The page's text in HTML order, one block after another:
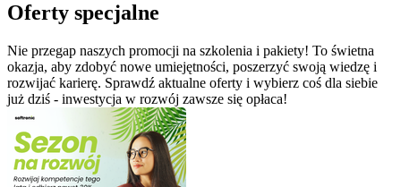
Oferty specjalne
Nie przegap naszych promocji na szkolenia i pakiety! To świetna
okazja, aby zdobyć nowe umiejętności, poszerzyć swoją wiedzę i
rozwijać karierę. Sprawdź aktualne oferty i wybierz coś dla siebie
już dziś - inwestycja w rozwój zawsze się opłaca!